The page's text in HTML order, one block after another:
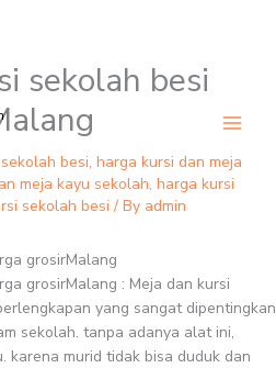
sekolah besi
besi, harga kursi dan meja
meja kayu sekolah, harga kursi
sekolah besi / By admin
grosirMalang
grosirMalang : Meja dan kursi
yang sangat dipentingkan
sekolah. tanpa adanya alat ini,
karena murid tidak bisa duduk dan